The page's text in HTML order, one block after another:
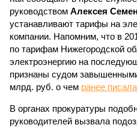
руководством Алексея
устанавливают тарифы на
компании. Напомним, что в
по тарифам Нижегородской
электроэнергию на
признаны судом
млрд. руб. о чем ранее
В органах прокуратуры
руководителей вызвала